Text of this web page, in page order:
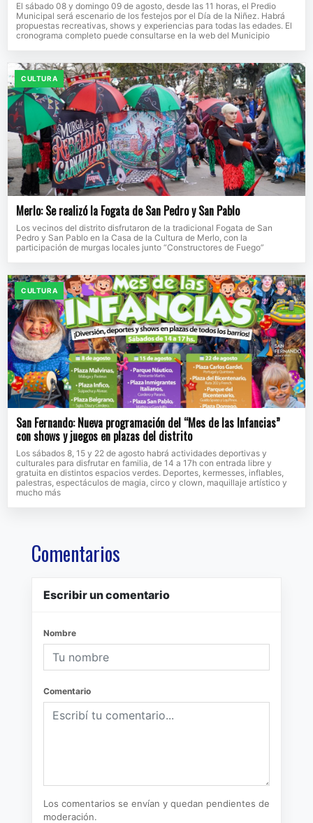
El sábado 08 y domingo 09 de agosto, desde las 11 horas, el Predio
Municipal será escenario de los festejos por el Día de la Niñez. Habrá
propuestas recreativas, shows y experiencias para todas las edades. El
cronograma completo puede consultarse en la web del Municipio
CULTURA
Merlo: Se realizó la Fogata de San Pedro y San Pablo
Los vecinos del distrito disfrutaron de la tradicional Fogata de San
Pedro y San Pablo en la Casa de la Cultura de Merlo, con la
participación de murgas locales junto “Constructores de Fuego”
CULTURA
San Fernando: Nueva programación del “Mes de las Infancias”
con shows y juegos en plazas del distrito
Los sábados 8, 15 y 22 de agosto habrá actividades deportivas y
culturales para disfrutar en familia, de 14 a 17h con entrada libre y
gratuita en distintos espacios verdes. Deportes, kermesses, inflables,
palestras, espectáculos de magia, circo y clown, maquillaje artístico y
mucho más
Comentarios
Escribir un comentario
Nombre
Comentario
Los comentarios se envían y quedan pendientes de
moderación.